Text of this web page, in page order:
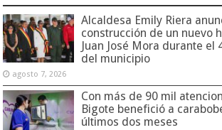
Alcaldesa Emily Riera
construcción de un nuevo
Juan José Mora durante el
del municipio
agosto 7, 2026
Con más de 90 mil
Bigote benefició a
últimos dos meses